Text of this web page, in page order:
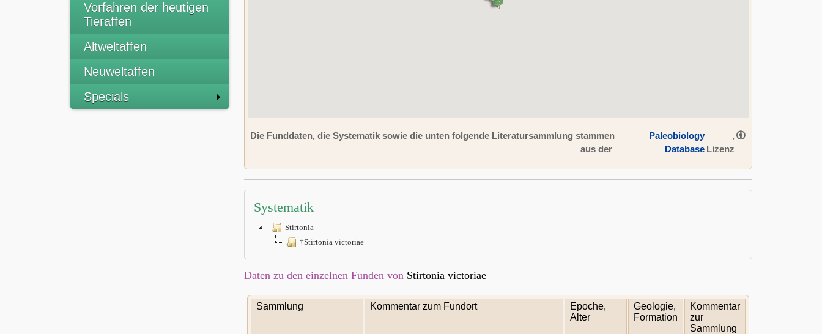
Vorfahren der heutigen
Tieraffen
Altweltaffen
Neuweltaffen
Specials
Die Funddaten, die Systematik sowie die unten folgende Literatursammlung stammen
aus der
Paleobiology
Database
,
Lizenz
Systematik
Stirtonia
†Stirtonia victoriae
Daten zu den einzelnen Funden von Stirtonia victoriae
Sammlung Kommentar zum Fundort
Epoche,
Alter
Geologie,
Formation
Kommentar
zur
Sammlung